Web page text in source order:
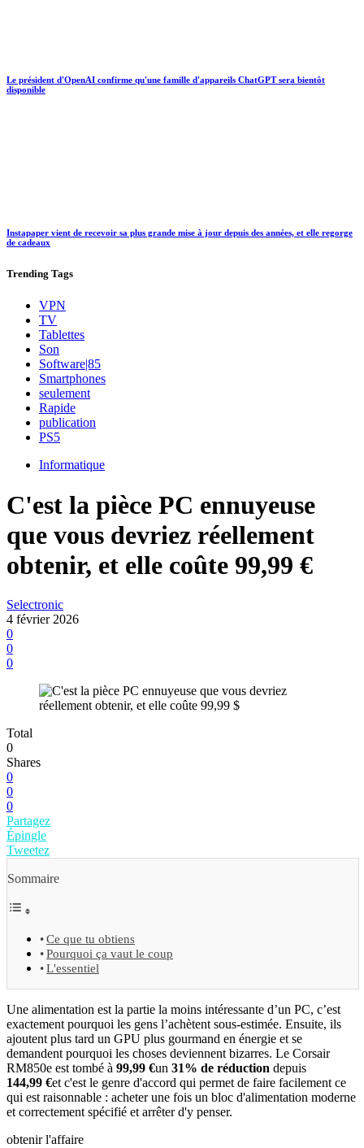
Le président d'OpenAI confirme qu'une famille d'appareils ChatGPT sera bientôt
disponible
Instapaper vient de recevoir sa plus grande mise à jour depuis des années, et elle regorge
de cadeaux
Trending Tags
VPN
TV
Tablettes
Son
Software|85
Smartphones
seulement
Rapide
publication
PS5
Informatique
C'est la pièce PC ennuyeuse
que vous devriez réellement
obtenir, et elle coûte 99,99 €
Selectronic
4 février 2026
0
0
0
Total
0
Shares
0
0
0
Partagez
Épingle
Tweetez
Sommaire
Ce que tu obtiens
Pourquoi ça vaut le coup
L'essentiel
Une alimentation est la partie la moins intéressante d’un PC, c’est
exactement pourquoi les gens l’achètent sous-estimée. Ensuite, ils
ajoutent plus tard un GPU plus gourmand en énergie et se
demandent pourquoi les choses deviennent bizarres. Le Corsair
RM850e est tombé à 99,99 €un 31% de réduction depuis
144,99 €et c'est le genre d'accord qui permet de faire facilement ce
qui est raisonnable : acheter une fois un bloc d'alimentation moderne
et correctement spécifié et arrêter d'y penser.
obtenir l'affaire